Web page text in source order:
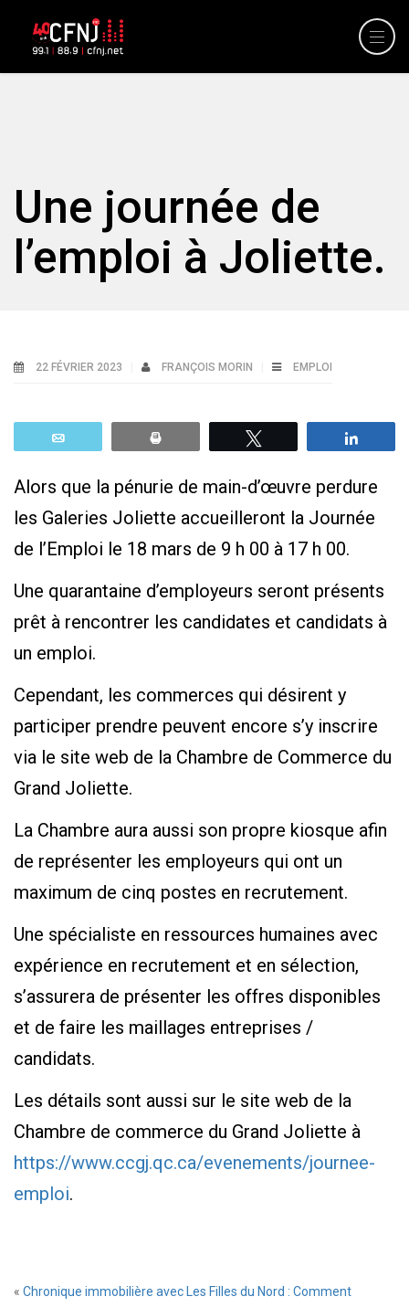
Une journée de
l’emploi à Joliette.
22 FÉVRIER 2023 FRANÇOIS MORIN EMPLOI
Alors que la pénurie de main-d’œuvre perdure
les Galeries Joliette accueilleront la Journée
de l’Emploi le 18 mars de 9 h 00 à 17 h 00.
Une quarantaine d’employeurs seront présents
prêt à rencontrer les candidates et candidats à
un emploi.
Cependant, les commerces qui désirent y
participer prendre peuvent encore s’y inscrire
via le site web de la Chambre de Commerce du
Grand Joliette.
La Chambre aura aussi son propre kiosque afin
de représenter les employeurs qui ont un
maximum de cinq postes en recrutement.
Une spécialiste en ressources humaines avec
expérience en recrutement et en sélection,
s’assurera de présenter les offres disponibles
et de faire les maillages entreprises /
candidats.
Les détails sont aussi sur le site web de la
Chambre de commerce du Grand Joliette à
https://www.ccgj.qc.ca/evenements/journee-
emploi.
« Chronique immobilière avec Les Filles du Nord : Comment